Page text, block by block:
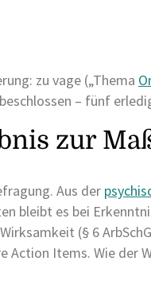
zu vage („Thema
– fünf
zur
Aus der
bleibt es bei
(§ 6
Items. Wie der